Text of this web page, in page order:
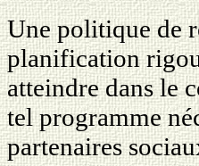
Une politique de
planification
atteindre dans le
tel programme
partenaires